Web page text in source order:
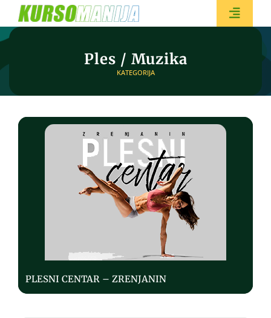
content
Toggle
Ples / Muzika
KATEGORIJA
PLESNI CENTAR – ZRENJANIN